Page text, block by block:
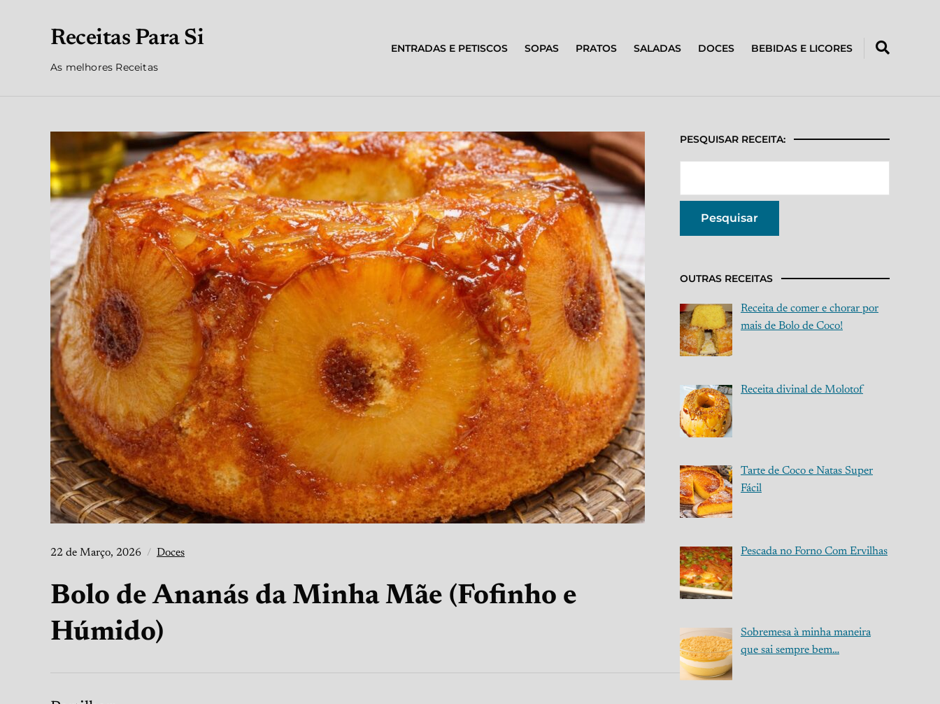
Receitas Para Si
As melhores Receitas
ENTRADAS E PETISCOS SOPAS PRATOS SALADAS DOCES BEBIDAS E LICORES
22 de Março, 2026 Doces
Bolo de Ananás da Minha Mãe (Fofinho e
Húmido)
PESQUISAR RECEITA:
OUTRAS RECEITAS
Receita de comer e chorar por
mais de Bolo de Coco!
Receita divinal de Molotof
Tarte de Coco e Natas Super
Fácil
Pescada no Forno Com Ervilhas
Sobremesa à minha maneira
que sai sempre bem…